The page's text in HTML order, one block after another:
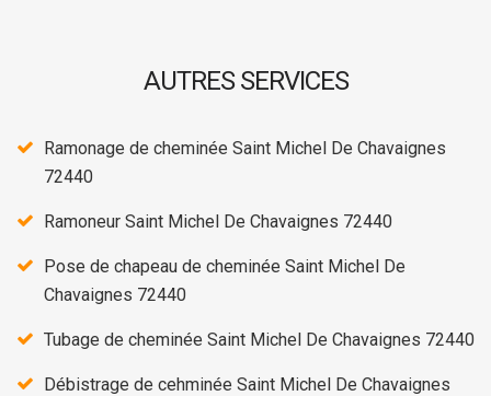
AUTRES SERVICES
Ramonage de cheminée Saint Michel De Chavaignes
72440
Ramoneur Saint Michel De Chavaignes 72440
Pose de chapeau de cheminée Saint Michel De
Chavaignes 72440
Tubage de cheminée Saint Michel De Chavaignes 72440
Débistrage de cehminée Saint Michel De Chavaignes